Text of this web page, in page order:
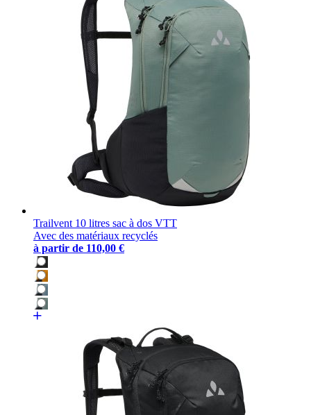
Trailvent 10 litres sac à dos VTT
Avec des matériaux recyclés
à partir de 110,00 €